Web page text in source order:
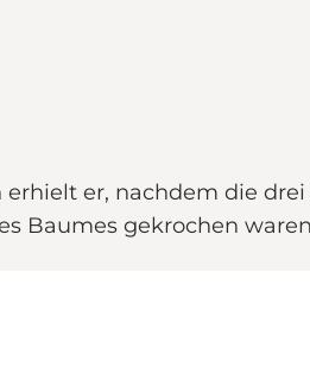
er, nachdem die
Baumes gekrochen